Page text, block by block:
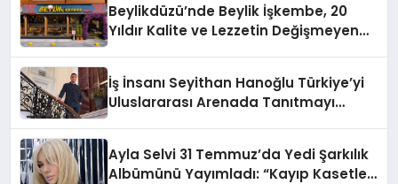
Hayata Geçirecek
Beylikdüzü’nde Beylik İşkembe, 20
Yıldır Kalite ve Lezzetin Değişmeyen
İş İnsanı Seyithan Hanoğlu Türkiye’yi
Uluslararası Arenada Tanıtmayı
Ayla Selvi 31 Temmuz’da Yedi Şarkılık
Albümünü Yayımladı: “Kayıp Kasetler